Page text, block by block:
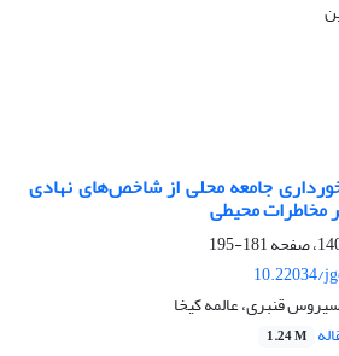
جامعه محلی از شاخص‌های نهادی
مخاطرات محیطی
181-195
10.22034/
قنبری، عالمه کیخا
1.24 M